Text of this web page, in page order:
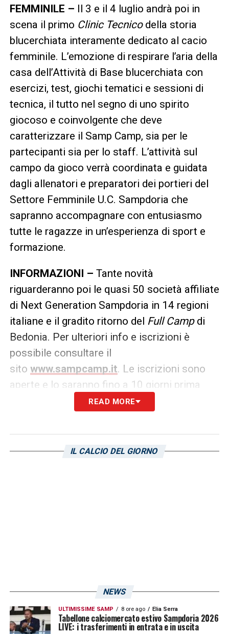
FEMMINILE – Il 3 e il 4 luglio andrà poi in
scena il primo Clinic Tecnicodella storia
blucerchiata interamente dedicato al cacio
femminile. L’emozione di respirare l’aria della
casa dell’Attività di Base blucerchiata con
esercizi, test, giochi tematici e sessioni di
tecnica, il tutto nel segno di uno spirito
giocoso e coinvolgente che deve
caratterizzare il Samp Camp, sia per le
partecipanti sia per lo staff. L’attività sul
campo da gioco verrà coordinata e guidata
dagli allenatori e preparatori dei portieri del
Settore Femminile U.C. Sampdoria che
sapranno accompagnare con entusiasmo
tutte le ragazze in un’esperienza di sport e
formazione.
INFORMAZIONI – Tante novità
riguarderanno poi le quasi 50 società affiliate
di Next Generation Sampdoria in 14 regioni
italiane e il gradito ritorno del Full Campdi
Bedonia. Per ulteriori info e iscrizioni è
possibile consultare il
sito www.sampcamp.it. Le iscrizioni sono
aperte e lo saranno fino a 10 giorni prima
della data di inizio di ciascun Samp Camp.
LA PLAYLIST DELLE NOSTRE TOP NEWS
READ MORE
IL CALCIO DEL GIORNO
NEWS
ULTIMISSIME SAMP 8 ore ago Elia Serra
Tabellone calciomercato estivo Sampdoria 2026
LIVE: i trasferimenti in entrata e in uscita